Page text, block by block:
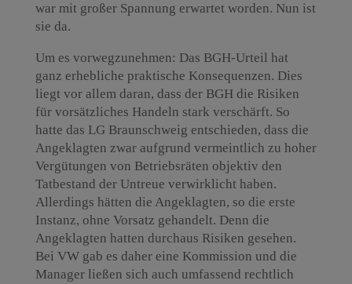
war mit großer Spannung erwartet worden. Nun ist
sie da.
Um es vorwegzunehmen: Das BGH-Urteil hat
ganz erhebliche praktische Konsequenzen. Dies
liegt vor allem daran, dass der BGH die Risiken
für vorsätzliches Handeln stark verschärft. So
hatte das LG Braunschweig entschieden, dass die
Angeklagten zwar aufgrund vermeintlich zu hoher
Vergütungen von Betriebsräten objektiv den
Tatbestand der Untreue verwirklicht haben.
Allerdings hätten die Angeklagten, so die erste
Instanz, ohne Vorsatz gehandelt. Denn die
Angeklagten hatten durchaus Risiken gesehen.
Bei VW gab es daher eine Kommission und die
Manager ließen sich auch umfassend rechtlich